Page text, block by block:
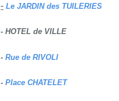
- Le JARDIN des TUILERIES
- HOTEL de VILLE
- Rue de RIVOLI
- Place CHATELET